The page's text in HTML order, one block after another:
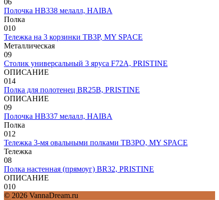
Полочка HB338 мелалл, HAIBA
Полка
010
Тележка на 3 корзинки TB3P, MY SPACE
Металлическая
09
Столик универсальный 3 яруса F72A, PRISTINE
ОПИСАНИЕ
014
Полка для полотенец BR25B, PRISTINE
ОПИСАНИЕ
09
Полочка HB337 мелалл, HAIBA
Полка
012
Тележка 3-мя овальными полками TB3PO, MY SPACE
Тележка
08
Полка настенная (прямоуг) BR32, PRISTINE
ОПИСАНИЕ
010
© 2026 VannaDream.ru